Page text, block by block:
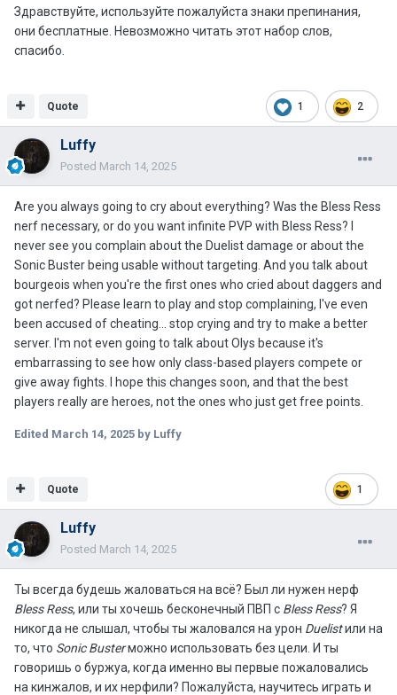
Здравствуйте, используйте пожалуйста знаки препинания,
они бесплатные. Невозможно читать этот набор слов,
спасибо.
1 2
Quote
Luffy
Posted March 14, 2025
Are you always going to cry about everything? Was the Bless Ress
nerf necessary, or do you want infinite PVP with Bless Ress? I
never see you complain about the Duelist damage or about the
Sonic Buster being usable without targeting. And you talk about
bourgeois when you're the first ones who cried about daggers and
got nerfed? Please learn to play and stop complaining, I've even
been accused of cheating... stop crying and try to make a better
server. I'm not even going to talk about Olys because it's
embarrassing to see how only class-based players compete or
give away fights. I hope this changes soon, and that the best
players really are heroes, not the ones who just get free points.
Edited March 14, 2025 by Luffy
1
Quote
Luffy
Posted March 14, 2025
Ты всегда будешь жаловаться на всё? Был ли нужен нерф
Bless Ress, или ты хочешь бесконечный ПВП с Bless Ress? Я
никогда не слышал, чтобы ты жаловался на урон Duelistили на
то, что Sonic Busterможно использовать без цели. И ты
говоришь о буржуа, когда именно вы первые пожаловались
на кинжалов, и их нерфили? Пожалуйста, научитесь играть и